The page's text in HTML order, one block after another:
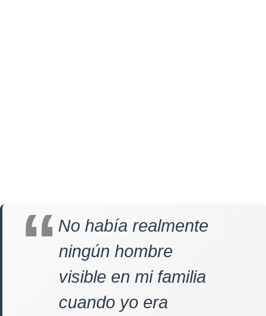
No había realmente
ningún hombre
visible en mi familia
cuando yo era